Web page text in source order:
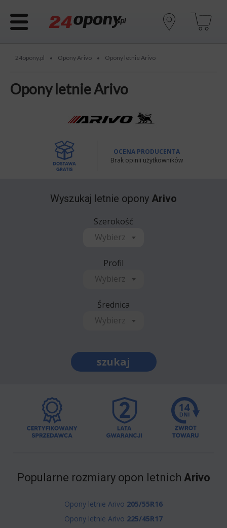
24opony.pl • Opony Arivo • Opony letnie Arivo
Opony letnie Arivo
OCENA PRODUCENTA
Brak opinii użytkowników
Wyszukaj letnie opony Arivo
Szerokość
Wybierz
Profil
Wybierz
Średnica
Wybierz
szukaj
Popularne rozmiary opon letnich Arivo
Opony letnie Arivo 205/55R16
Opony letnie Arivo 225/45R17